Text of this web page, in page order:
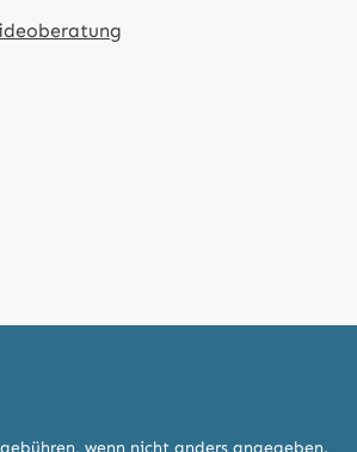
wenn nicht anders angegeben.